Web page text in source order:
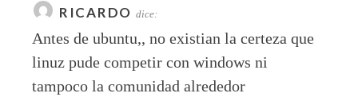
RICARDO dice:
Antes de ubuntu,, no existian la certeza que
linuz pude competir con windows ni
tampoco la comunidad alrededor